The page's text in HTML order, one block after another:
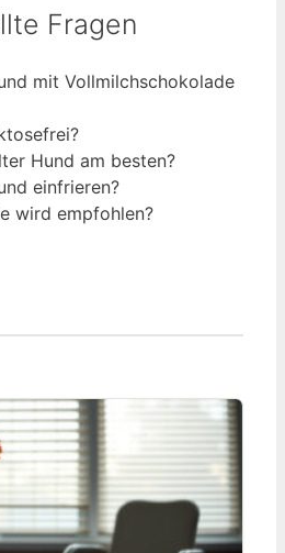
Fragen
mit Vollmilchschokolade
Hund am besten?
einfrieren?
wird empfohlen?